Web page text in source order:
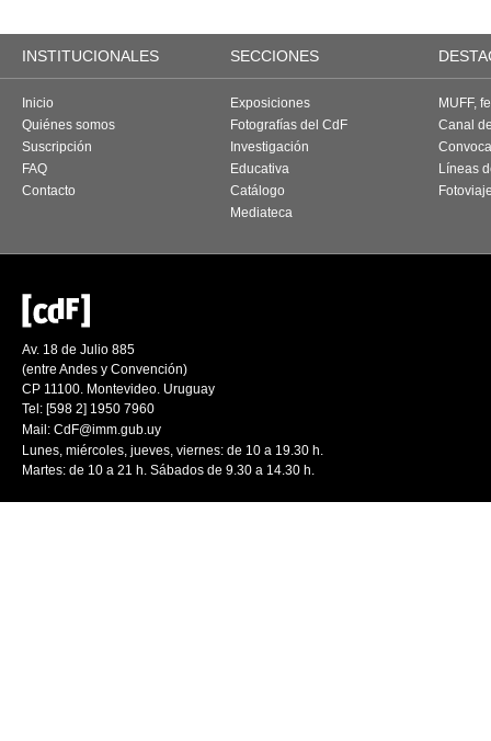
INSTITUCIONALES SECCIONES
Inicio
Quiénes somos
Suscripción
FAQ
Contacto
Exposiciones
Fotografías del CdF
Investigación
Educativa
Catálogo
Mediateca
MUFF,
Canal
Líneas
Av. 18 de Julio 885
(entre Andes y Convención)
CP 11100. Montevideo. Uruguay
Tel: [598 2] 1950 7960
Mail: CdF@imm.gub.uy
Lunes, miércoles, jueves, viernes: de 10 a 19.30 h.
Martes: de 10 a 21 h. Sábados de 9.30 a 14.30 h.